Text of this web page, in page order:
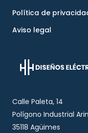
Política de
Aviso legal
Calle Paleta, 14
Polígono Industrial
35118 Agüimes